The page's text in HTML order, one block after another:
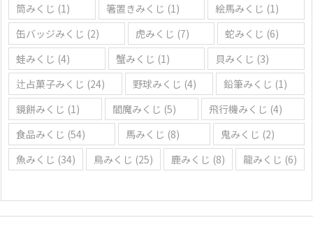
筒みくじ (1) 箸置きみくじ (1) 絵馬みくじ (1)
缶バッジみくじ (2) 虎みくじ (7) 蛇みくじ (6)
蛙みくじ (4) 蟹みくじ (1) 貝みくじ (3)
辻占菓子みくじ (24) 野球みくじ (4) 鉛筆みくじ (1)
鏡餅みくじ (1) 閻魔みくじ (5) 飛行機みくじ (4)
食品みくじ (54) 馬みくじ (8) 鬼みくじ (2)
魚みくじ (34) 鳥みくじ (25) 鹿みくじ (8) 龍みくじ (6)